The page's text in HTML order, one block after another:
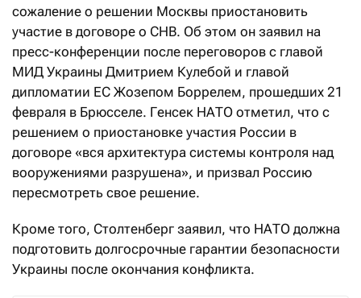
сожаление о решении Москвы приостановить
участие в договоре о СНВ. Об этом он заявил на
пресс-конференции после переговоров с главой
МИД Украины Дмитрием Кулебой и главой
дипломатии ЕС Жозепом Боррелем, прошедших 21
февраля в Брюсселе. Генсек НАТО отметил, что с
решением о приостановке участия России в
договоре «вся архитектура системы контроля над
вооружениями разрушена», и призвал Россию
пересмотреть свое решение.
Кроме того, Столтенберг заявил, что НАТО должна
подготовить долгосрочные гарантии безопасности
Украины после окончания конфликта.